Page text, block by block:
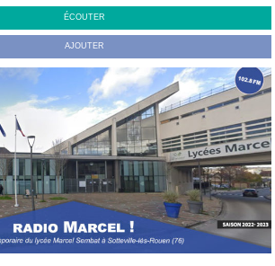
ÉCOUTER
AJOUTER